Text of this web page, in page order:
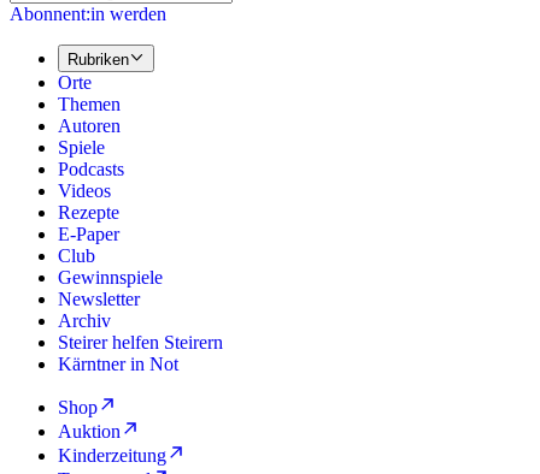
Abonnent:in werden
Rubriken
Orte
Themen
Autoren
Spiele
Podcasts
Videos
Rezepte
E-Paper
Club
Gewinnspiele
Newsletter
Archiv
Steirer helfen Steirern
Kärntner in Not
Shop
Auktion
Kinderzeitung